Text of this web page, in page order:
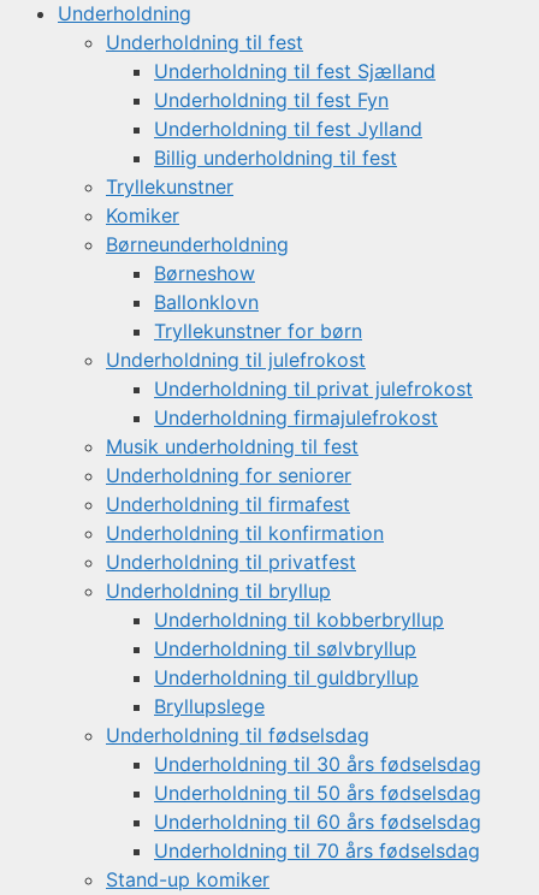
Underholdning
Underholdning til fest
Underholdning til fest Sjælland
Underholdning til fest Fyn
Underholdning til fest Jylland
Billig underholdning til fest
Tryllekunstner
Komiker
Børneunderholdning
Børneshow
Ballonklovn
Tryllekunstner for børn
Underholdning til julefrokost
Underholdning til privat julefrokost
Underholdning firmajulefrokost
Musik underholdning til fest
Underholdning for seniorer
Underholdning til firmafest
Underholdning til konfirmation
Underholdning til privatfest
Underholdning til bryllup
Underholdning til kobberbryllup
Underholdning til sølvbryllup
Underholdning til guldbryllup
Bryllupslege
Underholdning til fødselsdag
Underholdning til 30 års fødselsdag
Underholdning til 50 års fødselsdag
Underholdning til 60 års fødselsdag
Underholdning til 70 års fødselsdag
Stand-up komiker